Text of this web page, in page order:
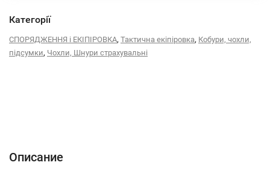
Категорії
СПОРЯДЖЕННЯ і ЕКІПІРОВКА, Тактична екіпіровка, Кобури, чохли,
підсумки, Чохли, Шнури страхувальні
Описание